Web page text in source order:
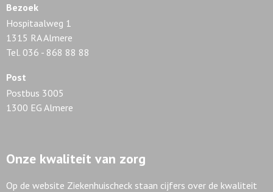
Bezoek
Hospitaalweg 1
1315 RA Almere
Tel. 036 - 868 88 88
Post
Postbus 3005
1300 EG Almere
Onze kwaliteit van zorg
Op de website Ziekenhuischeck staan cijfers over de kwaliteit